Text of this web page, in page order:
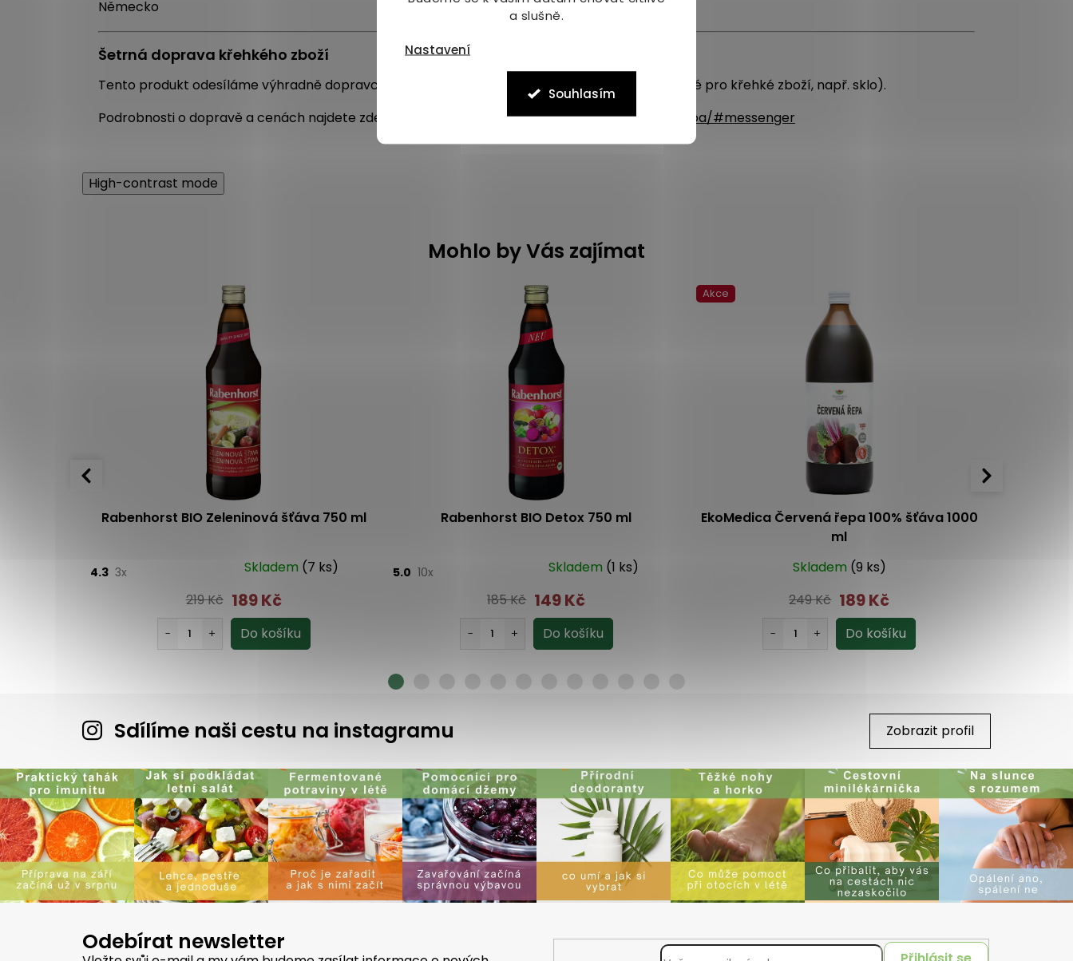
a slušně.
Nastavení
Souhlasím
Německo
Šetrná doprava křehkého zboží
Tento produkt odesíláme výhradně dopravcem
(ruční manipulace zásilek – vhodné pro křehké zboží, např. sklo).
Podrobnosti o dopravě a cenách najdete zde:
https://www.mj-krasazdravi.cz/doprava-a-platba/#messenger
High-contrast mode
Mohlo by Vás zajímat
Rabenhorst BIO Zeleninová šťáva 750 ml
4.3 3x Skladem (7 ks)
219 Kč 189 Kč
Rabenhorst BIO Detox 750 ml
5.0 10x Skladem (1 ks)
185 Kč 149 Kč
Akce
EkoMedica Červená řepa 100% šťáva 1000
ml
Skladem (9 ks)
249 Kč 189 Kč
Sdílíme naši cestu na instagramu Zobrazit profil
Odebírat newsletter